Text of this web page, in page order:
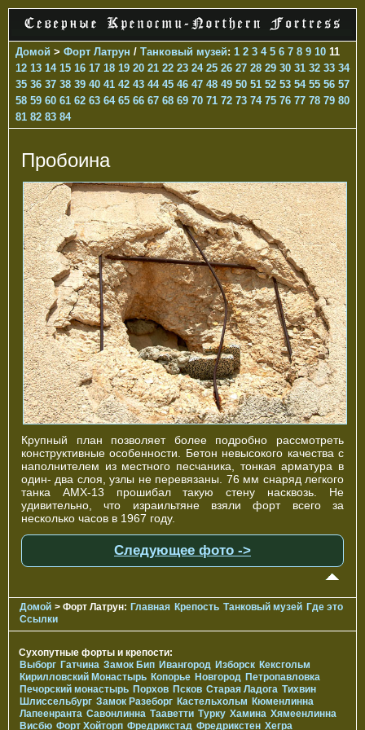
Домой > Форт Латрун / Танковый музей: 1 2 3 4 5 6 7 8 9 10 11
12 13 14 15 16 17 18 19 20 21 22 23 24 25 26 27 28 29 30 31 32 33 34
35 36 37 38 39 40 41 42 43 44 45 46 47 48 49 50 51 52 53 54 55 56 57
58 59 60 61 62 63 64 65 66 67 68 69 70 71 72 73 74 75 76 77 78 79 80
81 82 83 84
Пробоина
Крупный план позволяет более подробно рассмотреть
конструктивные особенности. Бетон невысокого качества с
наполнителем из местного песчаника, тонкая арматура в
один- два слоя, узлы не перевязаны. 76 мм снаряд легкого
танка AMX-13 прошибал такую стену насквозь. Не
удивительно, что израильтяне взяли форт всего за
несколько часов в 1967 году.
Следующее фото ->
Домой > Форт Латрун: Главная Крепость Танковый музей Где это
Ссылки
Сухопутные форты и крепости:
Выборг Гатчина Замок Бип Ивангород Изборск Кексгольм
Кирилловский Монастырь Копорье Новгород Петропавловка
Печорcкий монастырь Порхов Псков Старая Ладога Тихвин
Шлиссельбург Замок Разеборг Кастельхольм Кюменлинна
Лапеенранта Савонлинна Тааветти Турку Хамина Хямеенлинна
Висбю Форт Хойторп Фредрикстад Фредрикстен Хегра